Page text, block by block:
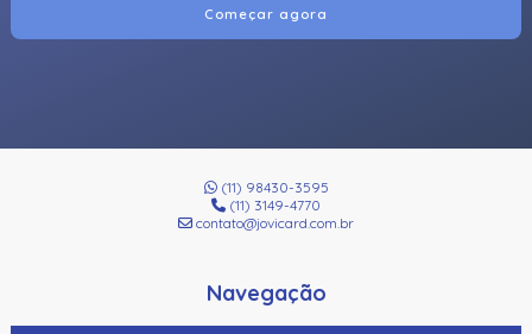
Começar agora
(11) 98430-3595
(11) 3149-4770
contato@jovicard.com.br
Navegação